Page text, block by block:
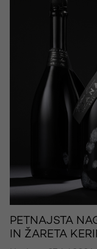
PETNAJSTA
IN ŽARETA